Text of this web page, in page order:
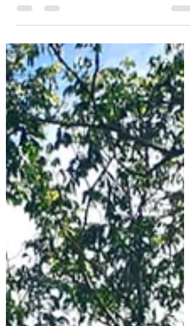
escuras cingidas por vegetação costeira.
Suculentas brotam da areia fina, a água
desce em curvas generosas, até o mar frio
e cristalino. Depois da pandemia, fui lá
com minhas irmãs. E vieram as
enchentes, os incêndios, a fumaça da
Amazônia em brasa. Era maio, início da
temporada da tainha, o vento forte
fechava a Barra do Siriú. Na praia,
seguramos nossos chapéus, arregaçamos
as calças, tentamo